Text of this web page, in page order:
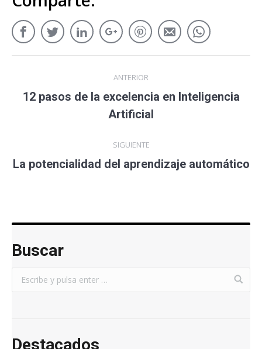
ANTERIOR
12 pasos de la excelencia en Inteligencia
Artificial
SIGUIENTE
La potencialidad del aprendizaje automático
Buscar
Destacados